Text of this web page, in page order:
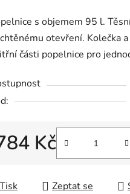
s objemem 95 l.
otevření. Kolečka
části popelnice pro
Kč
Tisk Zeptat se